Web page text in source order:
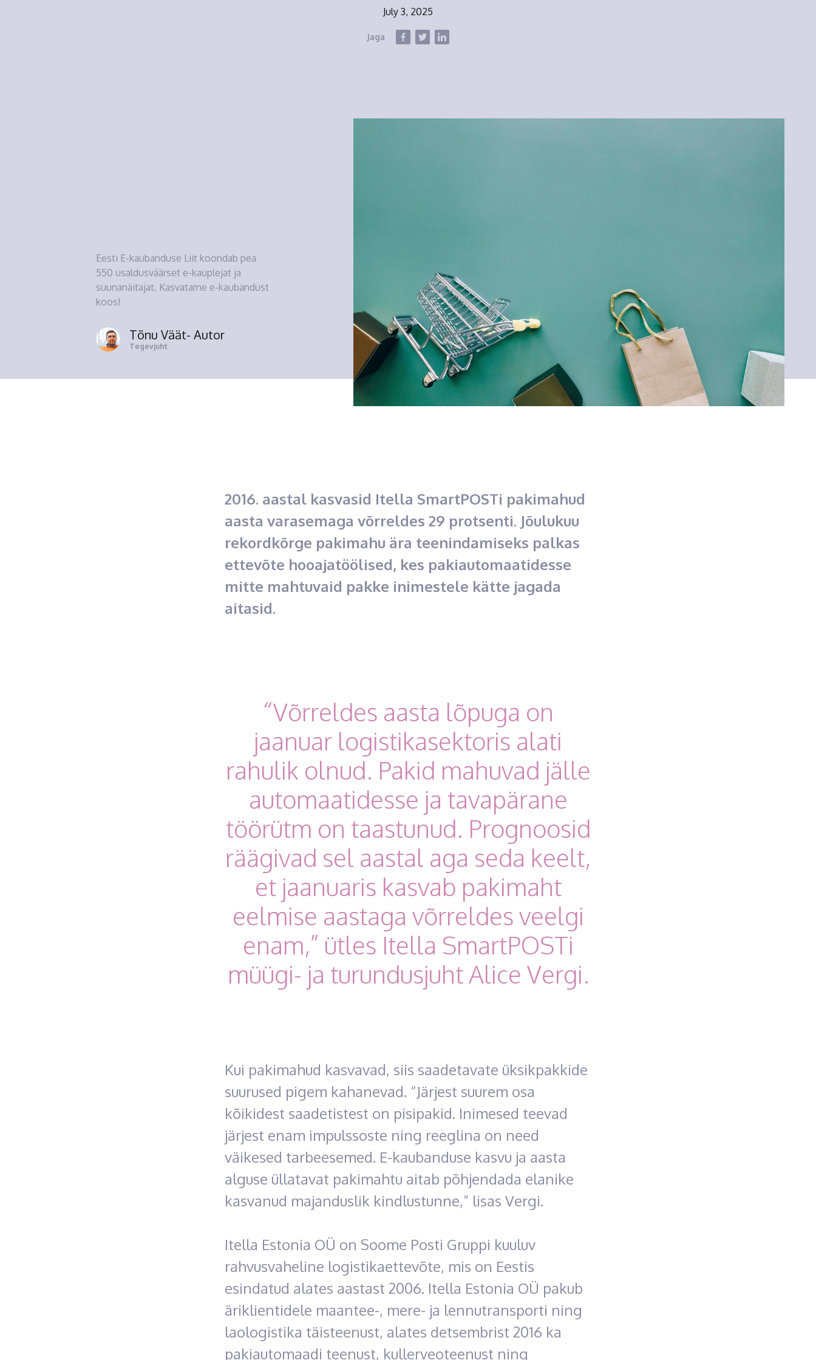
July 3, 2025
Jaga
Eesti E-kaubanduse Liit koondab pea
550 usaldusväärset e-kauplejat ja
suunanäitajat. Kasvatame e-kaubandust
koos!
Tõnu Väät- Autor
Tegevjuht
2016. aastal kasvasid Itella SmartPOSTi pakimahud
aasta varasemaga võrreldes 29 protsenti. Jõulukuu
rekordkõrge pakimahu ära teenindamiseks palkas
ettevõte hooajatöölised, kes pakiautomaatidesse
mitte mahtuvaid pakke inimestele kätte jagada
aitasid.
“Võrreldes aasta lõpuga on
jaanuar logistikasektoris alati
rahulik olnud. Pakid mahuvad jälle
automaatidesse ja tavapärane
töörütm on taastunud. Prognoosid
räägivad sel aastal aga seda keelt,
et jaanuaris kasvab pakimaht
eelmise aastaga võrreldes veelgi
enam,” ütles Itella SmartPOSTi
müügi- ja turundusjuht Alice Vergi.
Kui pakimahud kasvavad, siis saadetavate üksikpakkide
suurused pigem kahanevad. “Järjest suurem osa
kõikidest saadetistest on pisipakid. Inimesed teevad
järjest enam impulssoste ning reeglina on need
väikesed tarbeesemed. E-kaubanduse kasvu ja aasta
alguse üllatavat pakimahtu aitab põhjendada elanike
kasvanud majanduslik kindlustunne,” lisas Vergi.
Itella Estonia OÜ on Soome Posti Gruppi kuuluv
rahvusvaheline logistikaettevõte, mis on Eestis
esindatud alates aastast 2006. Itella Estonia OÜ pakub
äriklientidele maantee-, mere- ja lennutransporti ning
laologistika täisteenust, alates detsembrist 2016 ka
pakiautomaadi teenust, kullerveoteenust ning